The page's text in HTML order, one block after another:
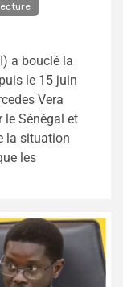
a bouclé la
le 15 juin
Vera
Sénégal et
la situation
les